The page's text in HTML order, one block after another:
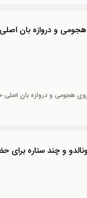
و دروازه بان
هجومی و دروازه بان
و چند ستاره